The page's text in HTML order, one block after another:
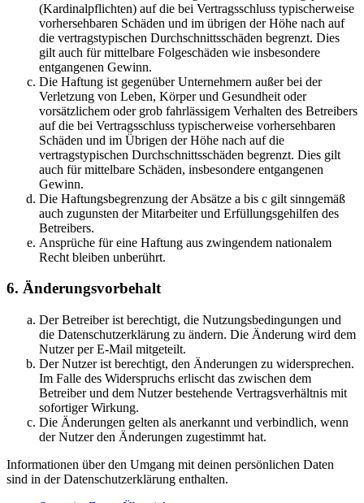
(Kardinalpflichten) auf die bei Vertragsschluss typischerweise
vorhersehbaren Schäden und im übrigen der Höhe nach auf
die vertragstypischen Durchschnittsschäden begrenzt. Dies
gilt auch für mittelbare Folgeschäden wie insbesondere
entgangenen Gewinn.
Die Haftung ist gegenüber Unternehmern außer bei der
Verletzung von Leben, Körper und Gesundheit oder
vorsätzlichem oder grob fahrlässigem Verhalten des Betreibers
auf die bei Vertragsschluss typischerweise vorhersehbaren
Schäden und im Übrigen der Höhe nach auf die
vertragstypischen Durchschnittsschäden begrenzt. Dies gilt
auch für mittelbare Schäden, insbesondere entgangenen
Gewinn.
Die Haftungsbegrenzung der Absätze a bis c gilt sinngemäß
auch zugunsten der Mitarbeiter und Erfüllungsgehilfen des
Betreibers.
Ansprüche für eine Haftung aus zwingendem nationalem
Recht bleiben unberührt.
6. Änderungsvorbehalt
Der Betreiber ist berechtigt, die Nutzungsbedingungen und
die Datenschutzerklärung zu ändern. Die Änderung wird dem
Nutzer per E-Mail mitgeteilt.
Der Nutzer ist berechtigt, den Änderungen zu widersprechen.
Im Falle des Widerspruchs erlischt das zwischen dem
Betreiber und dem Nutzer bestehende Vertragsverhältnis mit
sofortiger Wirkung.
Die Änderungen gelten als anerkannt und verbindlich, wenn
der Nutzer den Änderungen zugestimmt hat.
Informationen über den Umgang mit deinen persönlichen Daten
sind in der Datenschutzerklärung enthalten.